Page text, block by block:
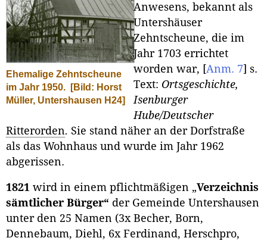
Ehemalige Zehntscheune
im Jahr 1950.
[Bild: Horst
Müller, Untershausen H24]
Anwesens, bekannt als
Untershäuser
Zehntscheune, die im
Jahr 1703 errichtet
worden war, [Anm. 7] s.
Text: Ortsgeschichte,
Isenburger
Hube/Deutscher
Ritterorden. Sie stand näher an der Dorfstraße
als das Wohnhaus und wurde im Jahr 1962
abgerissen.
1821 wird in einem pflichtmäßigen „Verzeichnis
sämtlicher Bürger“ der Gemeinde Untershausen
unter den 25 Namen (3x Becher, Born,
Dennebaum, Diehl, 6x Ferdinand, Herschpro,